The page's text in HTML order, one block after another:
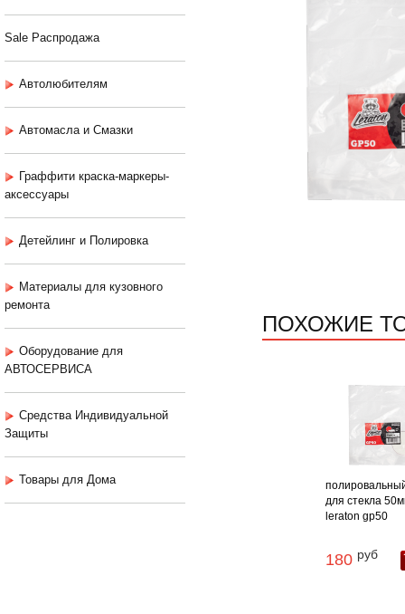
Sale Распродажа
Автолюбителям
Автомасла и Смазки
Граффити краска-маркеры-
аксессуары
Детейлинг и Полировка
Материалы для кузовного
ремонта
Оборудование для
АВТОСЕРВИСА
Средства Индивидуальной
Защиты
Товары для Дома
ПОХОЖИЕ
для стекла
leraton gp50
180 руб